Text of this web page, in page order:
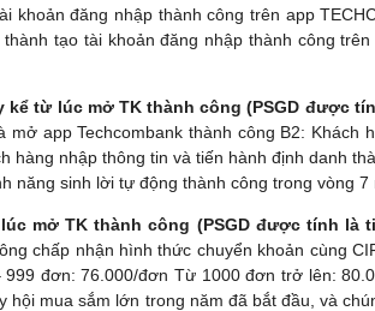
đăng nhập thành công trên app
tạo tài khoản đăng nhập thành công
từ lúc mở TK thành công (PSGD được
app Techcombank thành công B2: Khách
hàng nhập thông tin và tiến hành định danh
sinh lời tự động thành công trong vòng
mở TK thành công (PSGD được tính là
chấp nhận hình thức chuyển khoản cùng
đơn: 76.000/đơn Từ 1000 đơn trở lên:
mua sắm lớn trong năm đã bắt đầu, và